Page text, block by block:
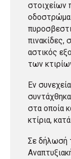
στοιχείων
αστικός
των
Εν
στα οποία
κτίρια,
Σε δήλωσή